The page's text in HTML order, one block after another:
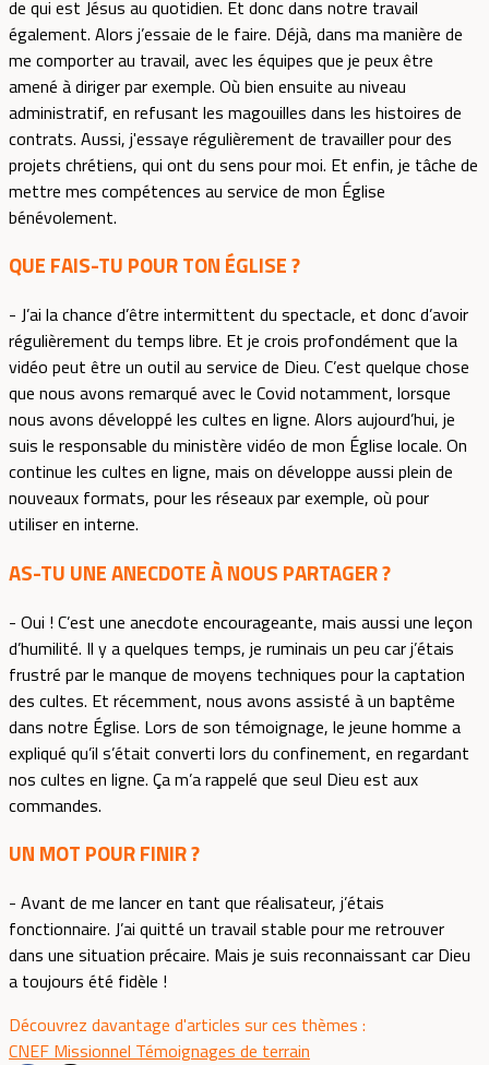
de qui est Jésus au quotidien. Et donc dans notre travail
également. Alors j’essaie de le faire. Déjà, dans ma manière de
me comporter au travail, avec les équipes que je peux être
amené à diriger par exemple. Où bien ensuite au niveau
administratif, en refusant les magouilles dans les histoires de
contrats. Aussi, j'essaye régulièrement de travailler pour des
projets chrétiens, qui ont du sens pour moi. Et enfin, je tâche de
mettre mes compétences au service de mon Église
bénévolement.
QUE FAIS-TU POUR TON ÉGLISE ?
- J’ai la chance d’être intermittent du spectacle, et donc d’avoir
régulièrement du temps libre. Et je crois profondément que la
vidéo peut être un outil au service de Dieu. C’est quelque chose
que nous avons remarqué avec le Covid notamment, lorsque
nous avons développé les cultes en ligne. Alors aujourd’hui, je
suis le responsable du ministère vidéo de mon Église locale. On
continue les cultes en ligne, mais on développe aussi plein de
nouveaux formats, pour les réseaux par exemple, où pour
utiliser en interne.
AS-TU UNE ANECDOTE À NOUS PARTAGER ?
- Oui ! C’est une anecdote encourageante, mais aussi une leçon
d’humilité. Il y a quelques temps, je ruminais un peu car j’étais
frustré par le manque de moyens techniques pour la captation
des cultes. Et récemment, nous avons assisté à un baptême
dans notre Église. Lors de son témoignage, le jeune homme a
expliqué qu’il s’était converti lors du confinement, en regardant
nos cultes en ligne. Ça m’a rappelé que seul Dieu est aux
commandes.
UN MOT POUR FINIR ?
- Avant de me lancer en tant que réalisateur, j’étais
fonctionnaire. J’ai quitté un travail stable pour me retrouver
dans une situation précaire. Mais je suis reconnaissant car Dieu
a toujours été fidèle !
Découvrez davantage d'articles sur ces thèmes :
CNEF Missionnel Témoignages de terrain